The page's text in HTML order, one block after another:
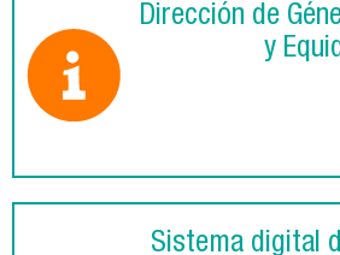
Dirección de
y
Sistema digital